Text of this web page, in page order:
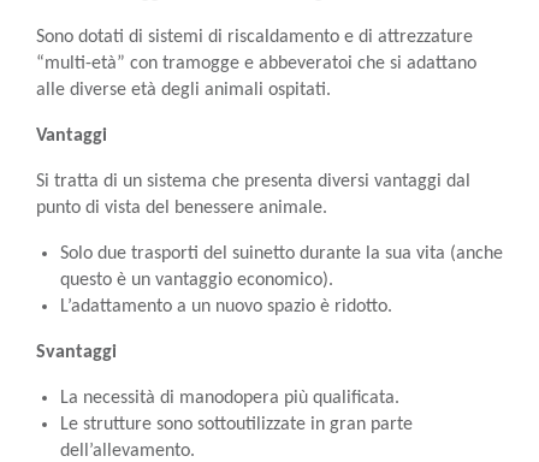
Sono dotati di sistemi di riscaldamento e di attrezzature
“multi-età” con tramogge e abbeveratoi che si adattano
alle diverse età degli animali ospitati.
Vantaggi
Si tratta di un sistema che presenta diversi vantaggi dal
punto di vista del benessere animale.
Solo due trasporti del suinetto durante la sua vita (anche
questo è un vantaggio economico).
L’adattamento a un nuovo spazio è ridotto.
Svantaggi
La necessità di manodopera più qualificata.
Le strutture sono sottoutilizzate in gran parte
dell’allevamento.